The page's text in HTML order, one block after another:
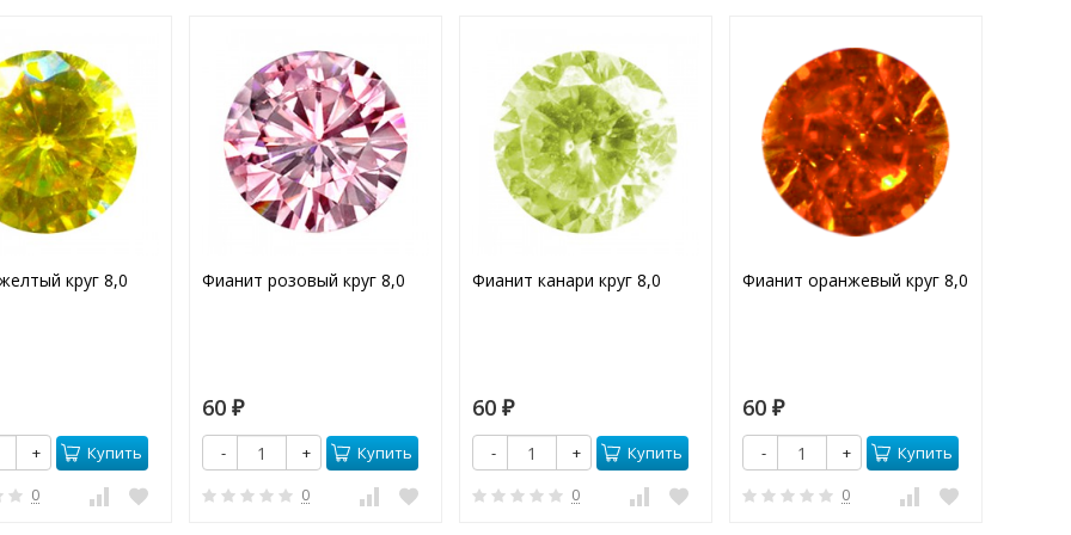
круг 8,0
+ Купить
0
Фианит розовый круг 8,0
60 ₽
- + Купить
0
Фианит канари круг 8,0
60 ₽
- + Купить
0
Фианит оранжевый круг 8,0
60 ₽
- + Купить
0